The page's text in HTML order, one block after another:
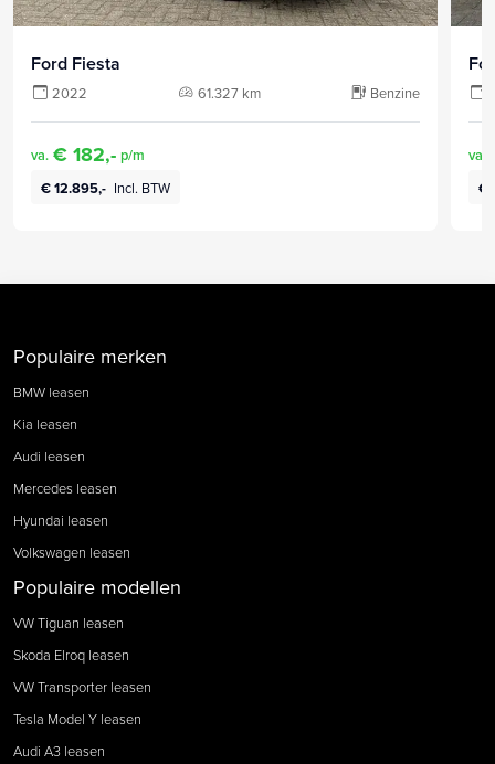
Ford Fiesta
2022 61.327 km Benzine
va. € 182,- p/m
€ 12.895,- Incl. BTW
va.
€
Populaire merken
BMW leasen
Kia leasen
Audi leasen
Mercedes leasen
Hyundai leasen
Volkswagen leasen
Populaire modellen
VW Tiguan leasen
Skoda Elroq leasen
VW Transporter leasen
Tesla Model Y leasen
Audi A3 leasen